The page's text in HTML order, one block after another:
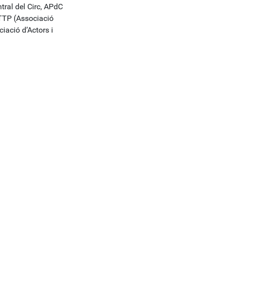
del Circ, APdC
(Associació
d’Actors i